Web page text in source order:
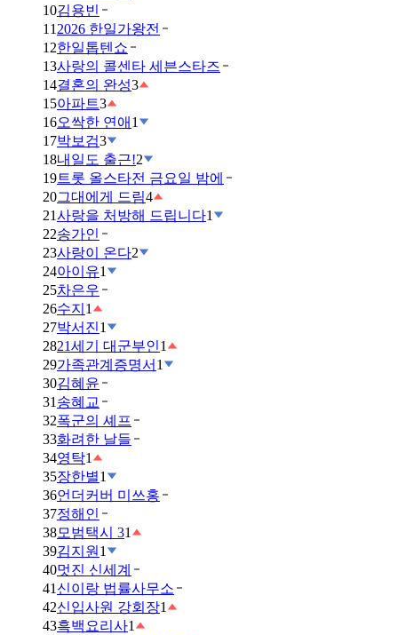
10김용빈
11 2026 한일가왕전
12한일톱텐쇼
13사랑의 콜센타 세븐스타즈
14결혼의 완성3
15아파트3
16오싹한 연애 1
17박보검3
18내일도 출근!2
19트롯 올스타전 금요일 밤에
20그대에게 드림4
21사랑을 처방해 드립니다1
22송가인
23사랑이 온다2
24아이유1
25차은우
26수지 1
27박서진1
2821세기 대군부인1
29가족관계증명서 1
30김혜윤
31 송혜교
32폭군의 셰프
33화려한 날들
34영탁1
35장한별1
36언더커버 미쓰홍
37정해인
38모범택시 31
39김지원 1
40멋진 신세계
41 신이랑 법률사무소
42신입사원 강회장1
43흑백요리사1